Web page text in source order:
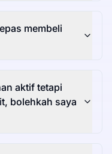
membeli
aktif tetapi
bolehkah saya